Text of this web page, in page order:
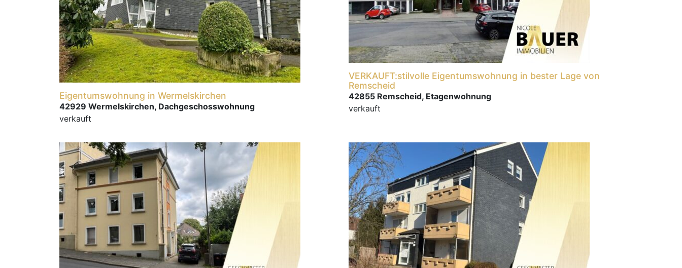
Eigentumswohnung in Wermelskirchen
42929 Wermelskirchen, Dachgeschosswohnung
verkauft
VERKAUFT:stilvolle Eigentumswohnung in bester Lage von
Remscheid
42855 Remscheid, Etagenwohnung
verkauft